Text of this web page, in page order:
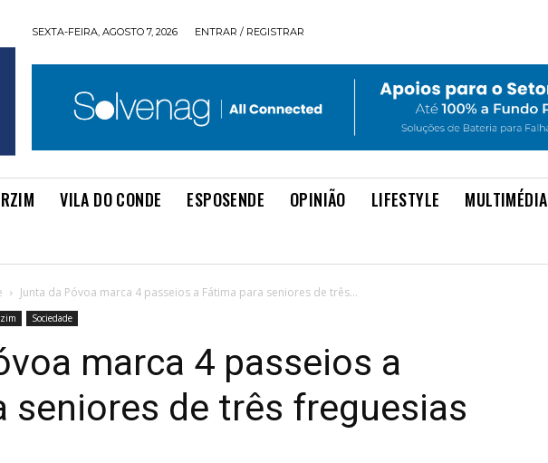
SEXTA-FEIRA, AGOSTO 7, 2026 ENTRAR / REGISTRAR
VILA DO CONDE ESPOSENDE OPINIÃO LIFESTYLE MULTIMÉDIA
Junta da Póvoa marca 4 passeios a Fátima para seniores de três...
Sociedade
marca 4 passeios a
seniores de três freguesias